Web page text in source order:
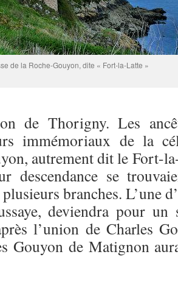
de la Roche-Gouyon, dite « Fort-la-Latte »
de Thorigny. Les
immémoriaux de la
autrement dit le Fort-
descendance se
branches. L’une
deviendra pour un
l’union de Charles
Gouyon de Matignon